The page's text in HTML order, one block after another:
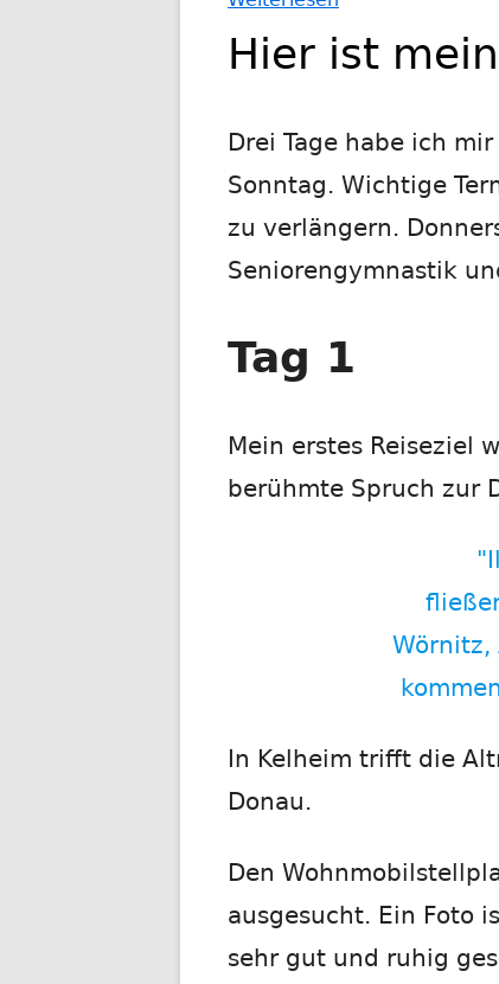
in
Ferne
Teil
2
Hier ist
Drei Tage habe ich
Sonntag. Wichtige
zu verlängern.
Seniorengymnastik
Tag 1
Mein erstes Reiseziel
berühmte Spruch zur
Wörnitz,
In Kelheim trifft die
Donau.
Den
ausgesucht. Ein Foto
sehr gut und ruhig